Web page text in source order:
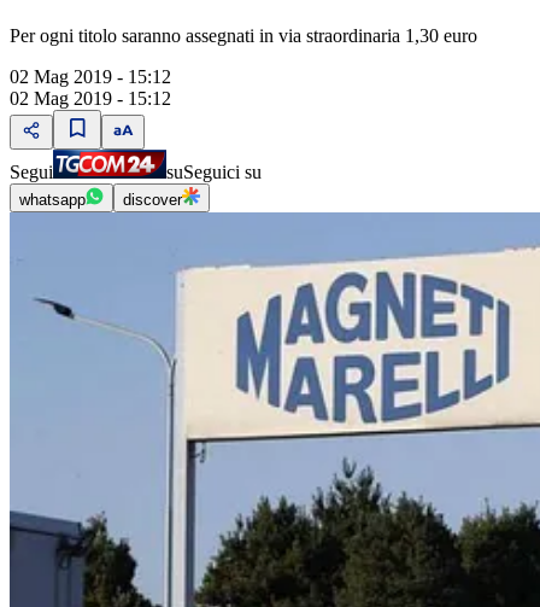
Per ogni titolo saranno assegnati in via straordinaria 1,30 euro
02 Mag 2019 - 15:12
02 Mag 2019 - 15:12
Segui suSeguici su
whatsapp discover